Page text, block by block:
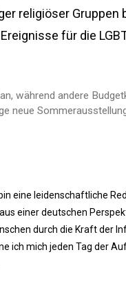
religiöser
für die
während andere
neue
eine leidenschaftliche
einer deutschen
durch die Kraft der
ich mich jeden Tag der